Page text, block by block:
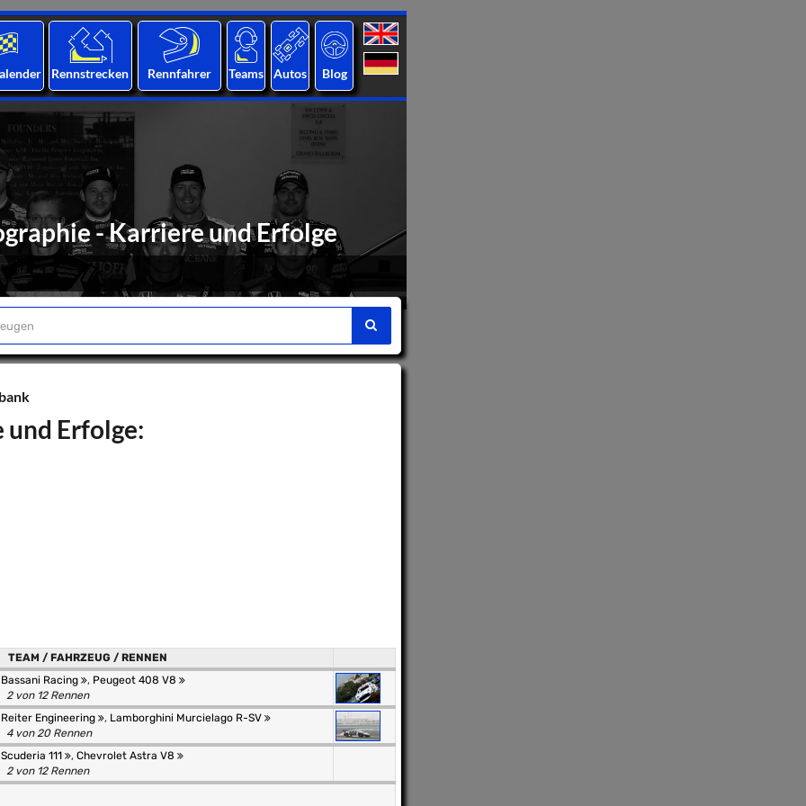
Rennstrecken Rennfahrer Teams Autos Blog
- Karriere und Erfolge
Erfolge:
TEAM / FAHRZEUG / RENNEN
Bassani Racing
, Peugeot 408 V8
2 von 12 Rennen
Reiter Engineering
, Lamborghini Murcielago R-SV
4 von 20 Rennen
Scuderia 111
, Chevrolet Astra V8
2 von 12 Rennen